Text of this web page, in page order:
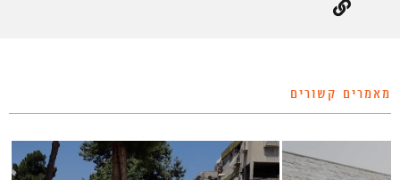
מאמרים קשורים